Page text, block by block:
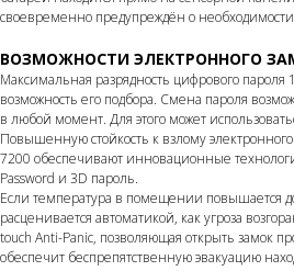
своевременно предупреждён о
ВОЗМОЖНОСТИ ЭЛЕКТРОННОГО
Максимальная разрядность цифрового пароля
возможность его подбора. Смена пароля
в любой момент. Для этого может
Повышенную стойкость к взлому
7200 обеспечивают инновационные
Password и 3D пароль.
Если температура в помещении повышается
расценивается автоматикой, как угроза
touch Anti-Panic, позволяющая открыть замок
обеспечит беспрепятственную эвакуацию